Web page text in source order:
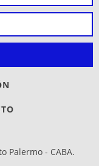
Palermo - CABA.